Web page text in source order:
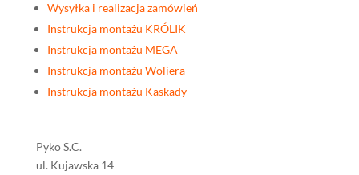
Wysyłka i realizacja zamówień
Instrukcja montażu KRÓLIK
Instrukcja montażu MEGA
Instrukcja montażu Woliera
Instrukcja montażu Kaskady
Pyko S.C.
ul. Kujawska 14